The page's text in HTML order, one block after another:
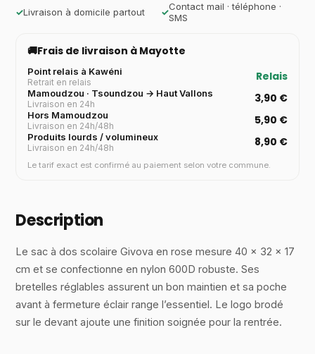
✓Livraison à domicile partout ✓Contact mail · téléphone ·
SMS
🚚Frais de livraison à Mayotte
Point relais à Kawéni
Retrait en relais Relais
Mamoudzou · Tsoundzou → Haut Vallons
Livraison en 24h 3,90 €
Hors Mamoudzou
Livraison en 24h/48h 5,90 €
Produits lourds / volumineux
Livraison en 24h/48h 8,90 €
Le tarif exact est confirmé au paiement selon votre commune.
Description
Le sac à dos scolaire Givova en rose mesure 40 × 32 × 17
cm et se confectionne en nylon 600D robuste. Ses
bretelles réglables assurent un bon maintien et sa poche
avant à fermeture éclair range l’essentiel. Le logo brodé
sur le devant ajoute une finition soignée pour la rentrée.